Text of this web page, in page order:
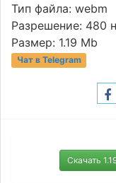
Тип файла: webm
Разрешение: 480
Размер: 1.19 Mb
Чат в Telegram
Скачать